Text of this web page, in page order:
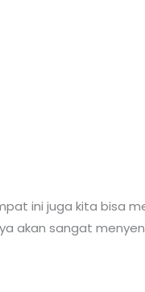
ini juga kita bisa
akan sangat